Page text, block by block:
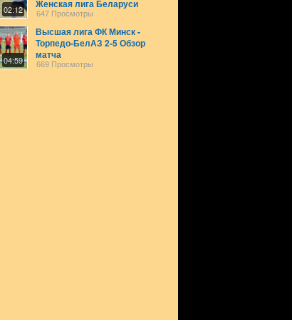
02:12
Женская лига Беларуси
647 Просмотры
04:59
Высшая лига ФК Минск -
Торпедо-БелАЗ 2-5 Обзор
матча
669 Просмотры